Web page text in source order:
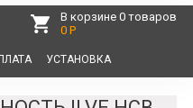
В корзине 0 товаров
0 Р
УСТАНОВКА